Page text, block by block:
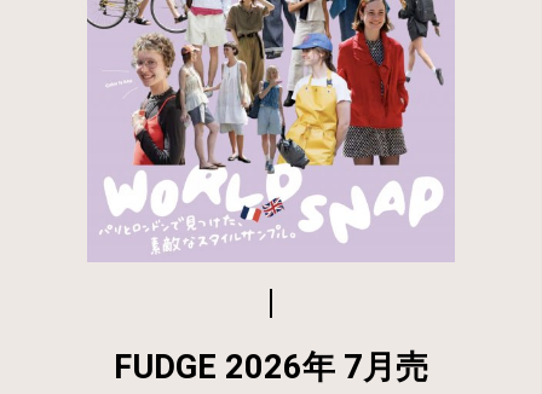
FUDGE 2026年 7月売